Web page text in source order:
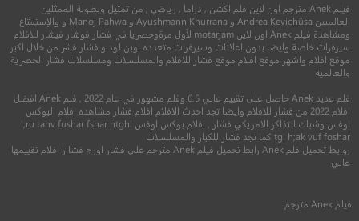
مغامرة● كوميدي● دراما دراما ●اثارة ●
فيلم Anek مترجم اون لاين فلم اكشن , دراما , رياضي , من تمثيل وبطولة الممثلين
العالميين Andrea Kevichüsa و Ayushmann Khurrana و Manoj Pahwa و والإستمتاع
ومشاهدة فيلم Anek اون لاين motarjam لأول مرةوحصريا في فشار فوشار فيشار للافلام
سيرفرات خاصة وايضا بدون اعلانات وسيرفرات متعدده اوبن لود و فشار فشر من خلال اكبر
موقع افلام واشهر موقع افلام موقع فشار للافلام والمسلسلات ومسلسلات فشار الحصرية
والعالمية
فلم عديد Anek حاصل على تقييم عالي 6.5 وفلم مشهور في عام 2022 , فلم Anek افضل
افلام 2022 من فشار للافلام وايضا تجد احدث الافلام افلام فشار مشاهده افلام البوكس
اوفس وشباك التذاكر الامريكي فشار , افلام بوكس اوفس l,ru tahv fushar fshar htghl
tgl h;ak vuf foshar كما تجد فشار للكبار والمسلسلات
روابط تحميل فلم Anek رابط تحميل فيلم Anek مترجم على فشار اورج فشاار افلام تقييمها
عالي
فيلم Anek مترجم